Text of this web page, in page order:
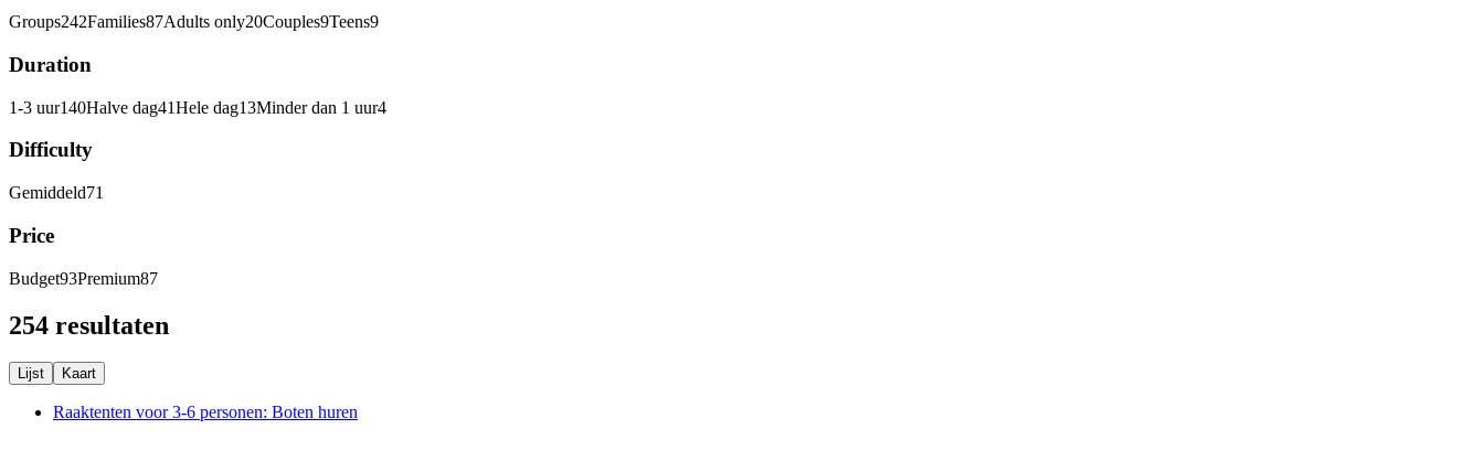
Groups242Families87Adults only20Couples9Teens9
Duration
1-3 uur140Halve dag41Hele dag13Minder dan 1 uur4
Difficulty
Gemiddeld71
Price
Budget93Premium87
254 resultaten
Lijst Kaart
Raaktenten voor 3-6 personen: Boten huren